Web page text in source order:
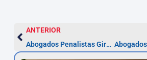
ANTERIOR
Abogados Penalistas Girona — pasos y plazo para recurrir